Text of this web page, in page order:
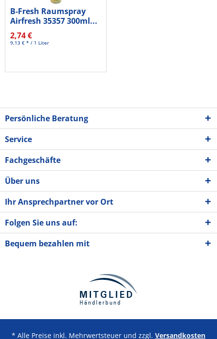
B-Fresh Raumspray
Airfresh 35357 300ml...
2,74 €
9,13 € * / 1 Liter
Persönliche Beratung
Service
Fachgeschäfte
Über uns
Ihr Ansprechpartner vor Ort
Folgen Sie uns auf:
Bequem bezahlen mit
* Alle Preise inkl. Mehrwertsteuer und zzgl. Versandkosten